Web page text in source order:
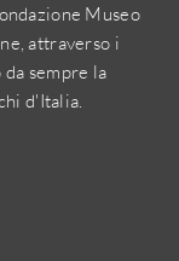
Museo
attraverso i
sempre la
d'Italia.